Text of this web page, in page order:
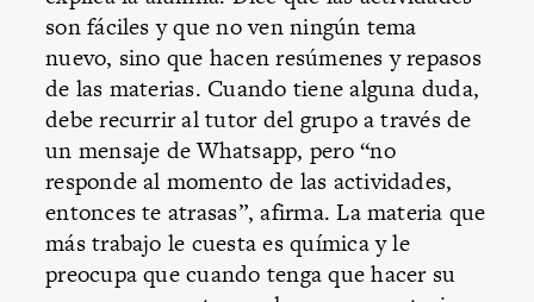
son fáciles y que no ven ningún tema
nuevo, sino que hacen resúmenes y repasos
de las materias. Cuando tiene alguna duda,
debe recurrir al tutor del grupo a través de
un mensaje de Whatsapp, pero “no
responde al momento de las actividades,
entonces te atrasas”, afirma. La materia que
más trabajo le cuesta es química y le
preocupa que cuando tenga que hacer su